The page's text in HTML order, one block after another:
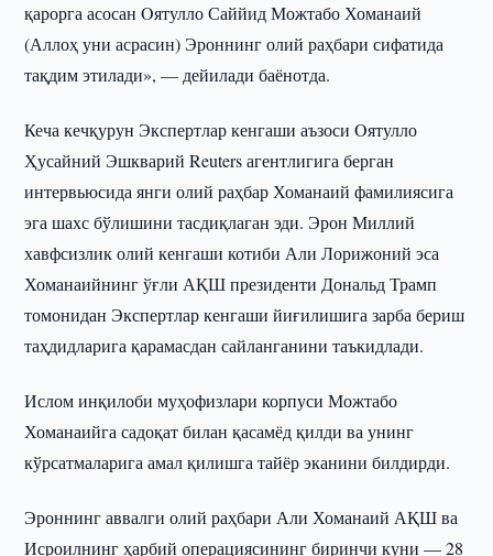
қарорга асосан Oятулло Саййид Можтабо Хоманаий
(Аллоҳ уни асрасин) Эроннинг олий раҳбари сифатида
тақдим этилади», — дейилади баёнотда.
Кеча кечқурун Экспертлар кенгаши аъзоси Oятулло
Ҳусайний Эшкварий Reuters агентлигига берган
интервьюсида янги олий раҳбар Хоманаий фамилиясига
эга шахс бўлишини тасдиқлаган эди. Эрон Миллий
хавфсизлик олий кенгаши котиби Али Лорижоний эса
Хоманаийнинг ўғли АҚШ президенти Дональд Трамп
томонидан Экспертлар кенгаши йиғилишига зарба бериш
таҳдидларига қарамасдан сайланганини таъкидлади.
Ислом инқилоби муҳофизлари корпуси Можтабо
Хоманаийга садоқат билан қасамёд қилди ва унинг
кўрсатмаларига амал қилишга тайёр эканини билдирди.
Эроннинг аввалги олий раҳбари Али Хоманаий АҚШ ва
Исроилнинг ҳарбий операциясининг биринчи куни — 28